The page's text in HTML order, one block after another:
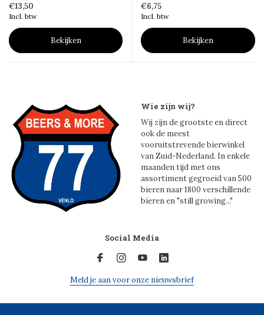
€13,50
Incl. btw
Bekijken
€6,75
Incl. btw
Bekijken
Wie zijn wij?
Wij zijn de grootste en direct
ook de meest
vooruitstrevende bierwinkel
van Zuid-Nederland. In enkele
maanden tijd met ons
assortiment gegroeid van 500
bieren naar 1800 verschillende
bieren en "still growing..."
Social Media
Meld je aan voor onze nieuwsbrief